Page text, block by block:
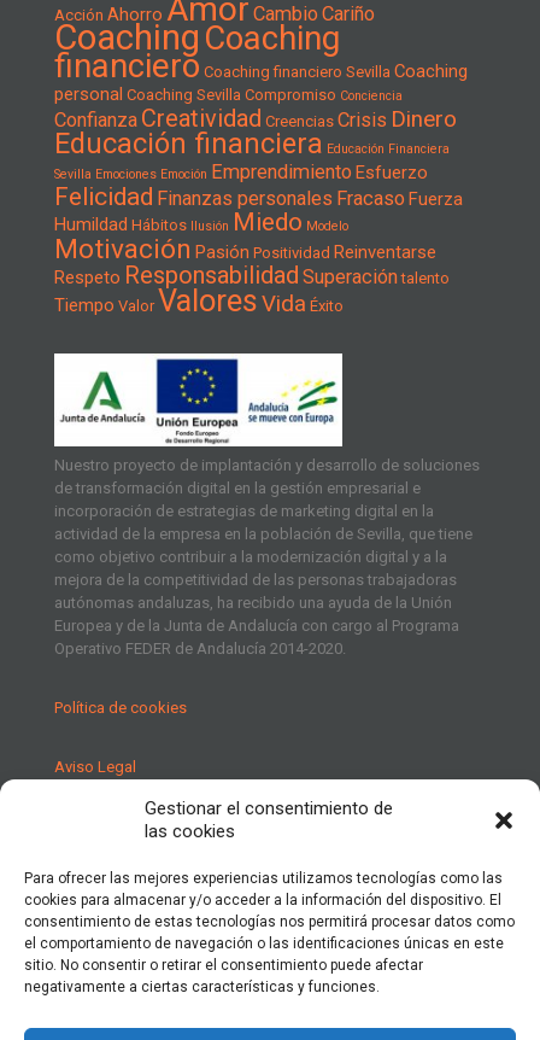
Gestionar el consentimiento de
las cookies
Para ofrecer las mejores experiencias utilizamos tecnologías como las
cookies para almacenar y/o acceder a la información del dispositivo. El
consentimiento de estas tecnologías nos permitirá procesar datos como
el comportamiento de navegación o las identificaciones únicas en este
sitio. No consentir o retirar el consentimiento puede afectar
negativamente a ciertas características y funciones.
Acción Ahorro Amor Cambio Cariño
Coaching Coaching
financiero Coaching financiero Sevilla Coaching
personal Coaching Sevilla Compromiso Conciencia
Confianza Creatividad Creencias Crisis Dinero
Educación financiera Educación Financiera
Sevilla Emociones Emoción Emprendimiento Esfuerzo
Felicidad Finanzas personales Fracaso Fuerza
Humildad Hábitos Ilusión Miedo Modelo
Motivación Pasión Positividad Reinventarse
Respeto Responsabilidad Superación talento
Tiempo Valor ValoresVida Éxito
Nuestro proyecto de implantación y desarrollo de soluciones
de transformación digital en la gestión empresarial e
incorporación de estrategias de marketing digital en la
actividad de la empresa en la población de Sevilla, que tiene
como objetivo contribuir a la modernización digital y a la
mejora de la competitividad de las personas trabajadoras
autónomas andaluzas, ha recibido una ayuda de la Unión
Europea y de la Junta de Andalucía con cargo al Programa
Operativo FEDER de Andalucía 2014-2020.
Política de cookies
Aviso Legal
Política de Privacidad